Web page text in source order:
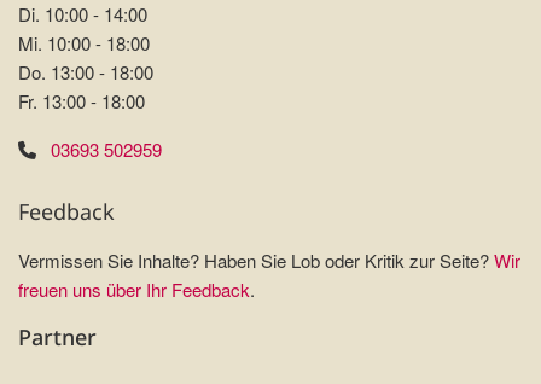
Di. 10:00 - 14:00
Mi. 10:00 - 18:00
Do. 13:00 - 18:00
Fr. 13:00 - 18:00
03693 502959
Feedback
Vermissen Sie Inhalte? Haben Sie Lob oder Kritik zur Seite?Wir
freuen uns über Ihr Feedback.
Partner